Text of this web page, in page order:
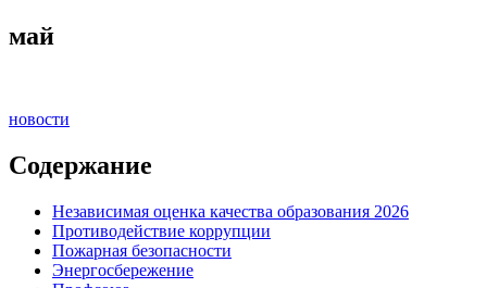
май
новости
Содержание
Независимая оценка качества образования 2026
Противодействие коррупции
Пожарная безопасности
Энергосбережение